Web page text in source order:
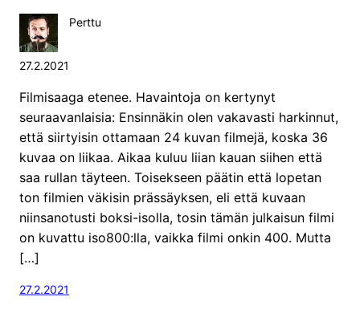
Perttu
27.2.2021
Filmisaaga etenee. Havaintoja on kertynyt
seuraavanlaisia: Ensinnäkin olen vakavasti harkinnut,
että siirtyisin ottamaan 24 kuvan filmejä, koska 36
kuvaa on liikaa. Aikaa kuluu liian kauan siihen että
saa rullan täyteen. Toisekseen päätin että lopetan
ton filmien väkisin prässäyksen, eli että kuvaan
niinsanotusti boksi-isolla, tosin tämän julkaisun filmi
on kuvattu iso800:lla, vaikka filmi onkin 400. Mutta
[…]
27.2.2021